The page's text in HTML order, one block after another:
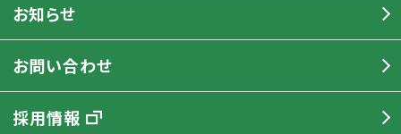
お知らせ
お問い合わせ
採用情報